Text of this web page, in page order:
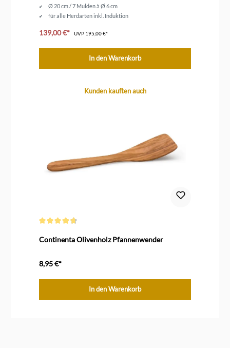
Ø 20 cm / 7 Mulden à Ø 6 cm
für alle Herdarten inkl. Induktion
139,00 €* UVP 195,00 €*
In den Warenkorb
Produktgalerie überspringenKunden kauften auch
Continenta Olivenholz Pfannenwender
8,95 €*
In den Warenkorb